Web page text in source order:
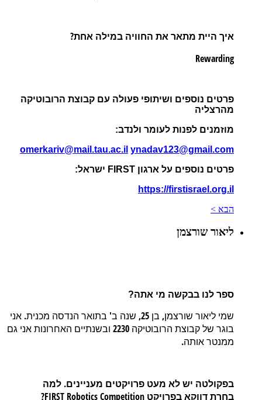
איך היית מתאר את החוויה במילה אחת?
Rewarding
פרטים נוספים ושיתופי פעולה עם קבוצת הרובוטיקה
מהרצליה
מוזמנים לפנות לעומר ולנדב:
omerkariv@mail.tau.ac.il ynadav123@gmail.com
פרטים נוספים על ארגון FIRST ישראל:
https://firstisrael.org.il
הבא >
ליאור שורצמן
ספר לנו בבקשה מי אתה?
שמי ליאור שורצמן, בן שנה ב' בתואר הנדסה מכנית. אני
בוגר של קבוצת הרובוטיקה ובשנתיים האחרונות אני גם
ממנטר אותה.
בפקולטה יש לא מעט פרויקטים מעניינים. למה
בחרת דווקא בפרויקט FIRST Robotics Competition
?